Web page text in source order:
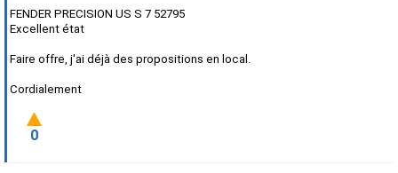
FENDER PRECISION US S 7 52795
Excellent état
Faire offre, j'ai déjà des propositions en local.
Cordialement
0